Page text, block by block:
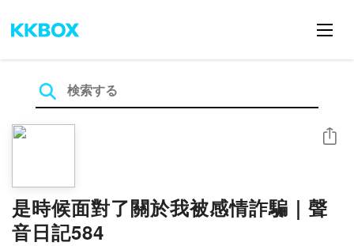
是時候面對了關於我被感情詐騙｜聲
音日記584
シェア